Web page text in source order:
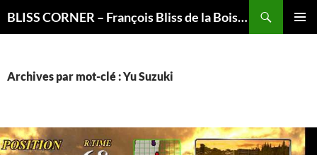
BLISS CORNER – François Bliss de la Boissière is here
Archives par mot-clé : Yu Suzuki